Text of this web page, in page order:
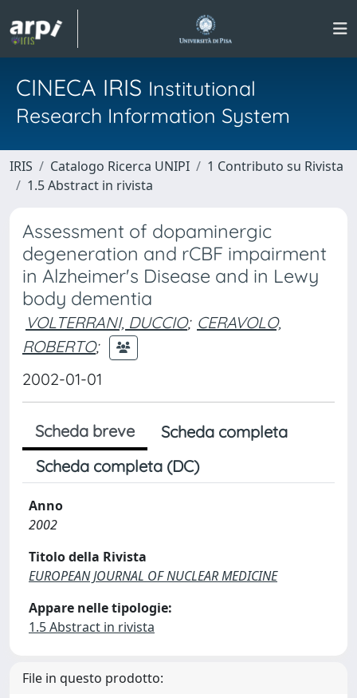
CINECA IRIS Institutional
Research Information System
IRIS Catalogo Ricerca UNIPI
1 Contributo su Rivista
1.5 Abstract in rivista
Assessment of dopaminergic
degeneration and rCBF impairment
in Alzheimer's Disease and in Lewy
body dementia
VOLTERRANI, DUCCIO; CERAVOLO,
ROBERTO;
2002-01-01
Scheda breve
Scheda completa
Scheda completa (DC)
Anno
2002
Titolo della Rivista
EUROPEAN JOURNAL OF NUCLEAR MEDICINE
Appare nelle tipologie:
1.5 Abstract in rivista
File in questo prodotto: